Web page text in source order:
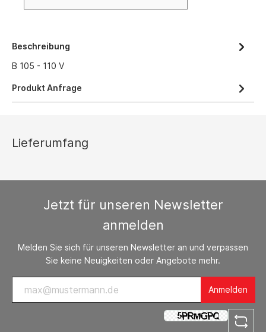
Beschreibung
B 105 - 110 V
Produkt Anfrage
Lieferumfang
Jetzt für unseren Newsletter
anmelden
Melden Sie sich für unseren Newsletter an und verpassen
Sie keine Neuigkeiten oder Angebote mehr.
Anmelden